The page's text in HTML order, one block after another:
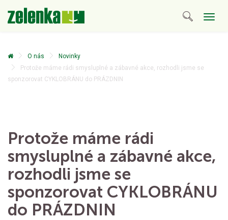
O nás
Novinky
Protože máme rádi smysluplné a zábavné akce, rozhodli jsme se
sponzorovat CYKLOBRÁNU do PRÁZDNIN
Protože máme rádi
smysluplné a zábavné akce,
rozhodli jsme se
sponzorovat CYKLOBRÁNU
do PRÁZDNIN